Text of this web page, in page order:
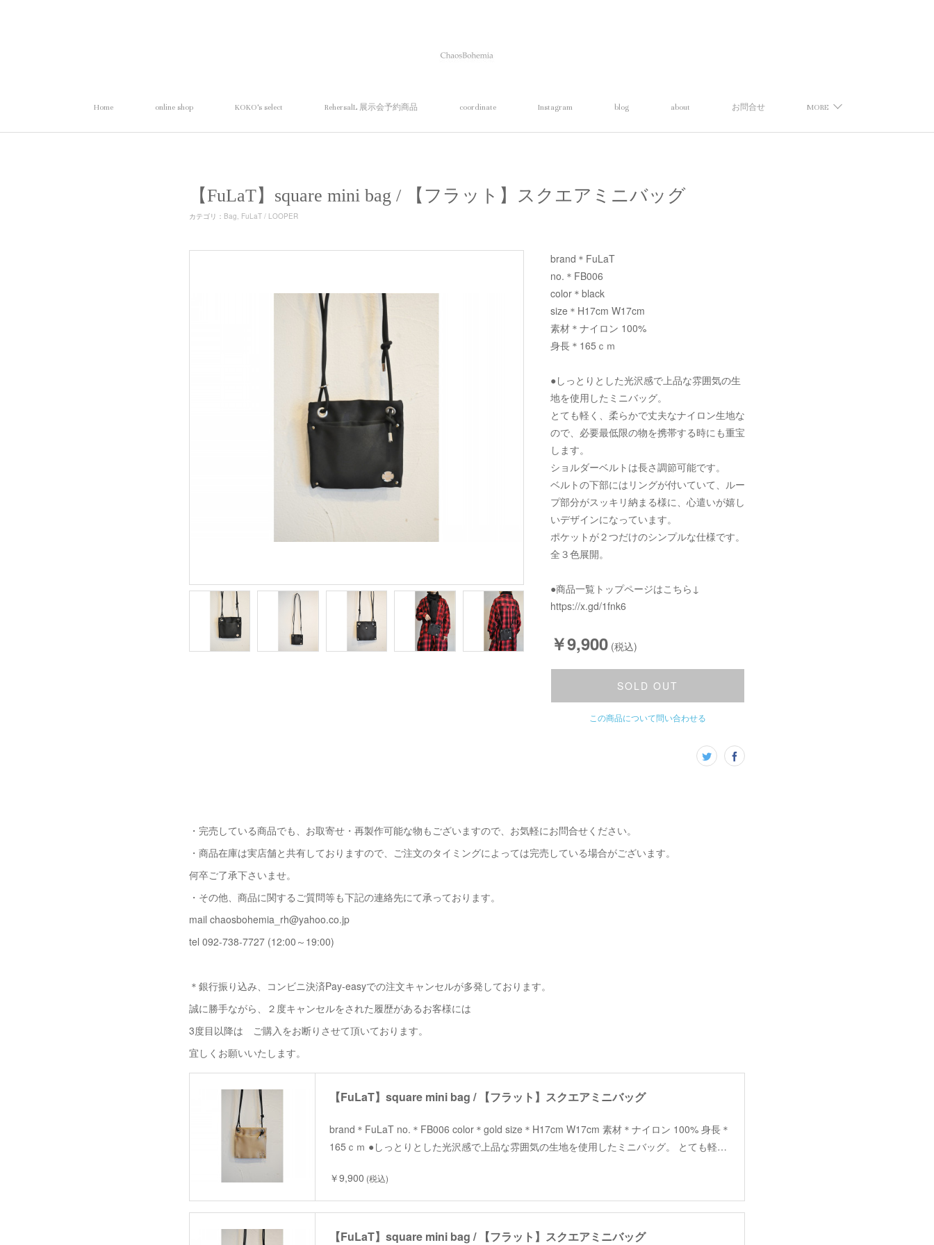
Home online shop KOKO's select RehersalL 展示会予約商品 coordinate Instagram blog about お問合せ MORE
【FuLaT】square mini bag / 【フラット】スクエアミニバッグ
カテゴリ ： Bag FuLaT / LOOPER
brand＊FuLaT
no.＊FB006
color＊black
size＊H17cm W17cm
素材＊ナイロン 100%
身長＊165ｃｍ
●しっとりとした光沢感で上品な雰囲気の生
地を使用したミニバッグ。
とても軽く、柔らかで丈夫なナイロン生地な
ので、必要最低限の物を携帯する時にも重宝
します。
ショルダーベルトは長さ調節可能です。
ベルトの下部にはリングが付いていて、ルー
プ部分がスッキリ納まる様に、心遣いが嬉し
いデザインになっています。
ポケットが２つだけのシンプルな仕様です。
全３色展開。
●商品一覧トップページはこちら↓
https://x.gd/1fnk6
￥9,900 (税込)
SOLD OUT
この商品について問い合わせる
・完売している商品でも、お取寄せ・再製作可能な物もございますので、お気軽にお問合せください。
・商品在庫は実店舗と共有しておりますので、ご注文のタイミングによっては完売している場合がございます。
何卒ご了承下さいませ。
・その他、商品に関するご質問等も下記の連絡先にて承っております。
mail chaosbohemia_rh@yahoo.co.jp
tel 092-738-7727 (12:00～19:00)
＊銀行振り込み、コンビニ決済Pay-easyでの注文キャンセルが多発しております。
誠に勝手ながら、２度キャンセルをされた履歴があるお客様には
3度目以降は ご購入をお断りさせて頂いております。
宜しくお願いいたします。
【FuLaT】square mini bag / 【フラット】スクエアミニバッグ
brand＊FuLaT no.＊FB006 color＊gold size＊H17cm W17cm 素材＊ナイロン 100% 身長＊
165ｃｍ ●しっとりとした光沢感で上品な雰囲気の生地を使用したミニバッグ。 とても軽…
￥9,900 (税込)
【FuLaT】square mini bag / 【フラット】スクエアミニバッグ